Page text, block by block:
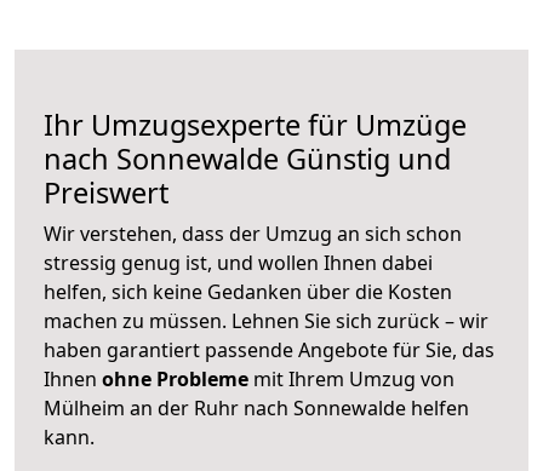
Ihr Umzugsexperte für Umzüge
nach Sonnewalde Günstig und
Preiswert
Wir verstehen, dass der Umzug an sich schon
stressig genug ist, und wollen Ihnen dabei
helfen, sich keine Gedanken über die Kosten
machen zu müssen. Lehnen Sie sich zurück – wir
haben garantiert passende Angebote für Sie, das
Ihnen ohne Probleme mit Ihrem Umzug von
Mülheim an der Ruhr nach Sonnewalde helfen
kann.